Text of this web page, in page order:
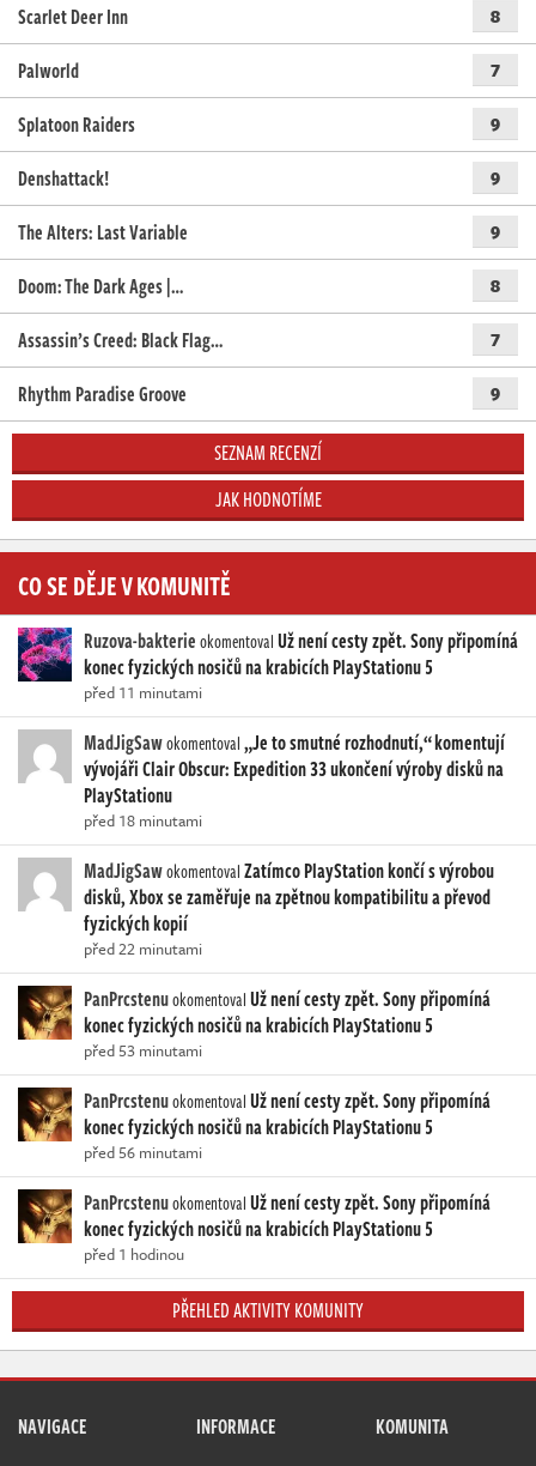
Scarlet Deer Inn
8
Palworld 7
Splatoon Raiders 9
Denshattack! 9
The Alters: Last Variable 9
Doom: The Dark Ages |… 8
Assassin’s Creed: Black Flag… 7
Rhythm Paradise Groove 9
SEZNAM RECENZÍ
JAK HODNOTÍME
CO SE DĚJE V KOMUNITĚ
Ruzova-bakterieokomentovalUž není cesty zpět. Sony připomíná
konec fyzických nosičů na krabicích PlayStationu 5
před 11 minutami
MadJigSawokomentoval„Je to smutné rozhodnutí,“ komentují
vývojáři Clair Obscur: Expedition 33 ukončení výroby disků na
PlayStationu
před 18 minutami
MadJigSawokomentovalZatímco PlayStation končí s výrobou
disků, Xbox se zaměřuje na zpětnou kompatibilitu a převod
fyzických kopií
před 22 minutami
PanPrcstenuokomentovalUž není cesty zpět. Sony připomíná
konec fyzických nosičů na krabicích PlayStationu 5
před 53 minutami
PanPrcstenuokomentovalUž není cesty zpět. Sony připomíná
konec fyzických nosičů na krabicích PlayStationu 5
před 56 minutami
PanPrcstenuokomentovalUž není cesty zpět. Sony připomíná
konec fyzických nosičů na krabicích PlayStationu 5
před 1 hodinou
PŘEHLED AKTIVITY KOMUNITY
NAVIGACE INFORMACE KOMUNITA